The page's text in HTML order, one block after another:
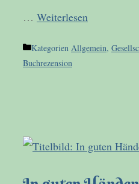
… Weiterlesen
Kategorien Allgemein,
Buchrezension